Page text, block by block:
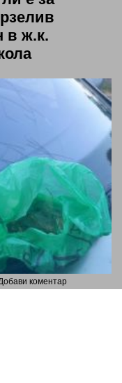
в ж.к.
коментар